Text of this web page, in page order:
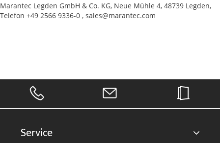
Marantec Legden GmbH & Co. KG, Neue Mühle 4, 48739 Legden,
Telefon +49 2566 9336-0 , sales@marantec.com
Service